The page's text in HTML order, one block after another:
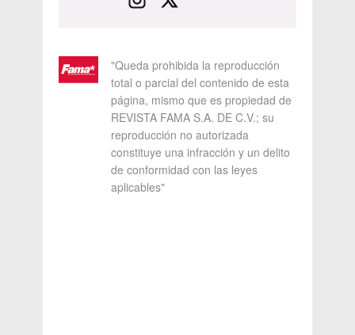
"Queda prohibida la reproducción
total o parcial del contenido de esta
página, mismo que es propiedad de
REVISTA FAMA S.A. DE C.V.; su
reproducción no autorizada
constituye una infracción y un delito
de conformidad con las leyes
aplicables"